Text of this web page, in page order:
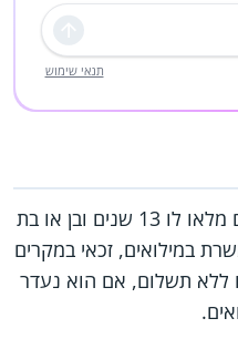
שליחה
תנאי שימוש
סטודנט שהוא הורה לילד שטרם מלאו לו 13 שנים ובן או בת
במילואים, זכאי במקרים
ללא תשלום, אם הוא נעדר